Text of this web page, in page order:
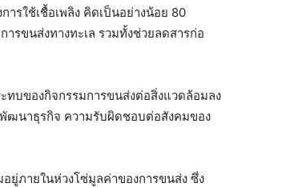
รใช้เชื้อเพลิง คิดเป็นอย่างน้อย 80
รขนส่งทางทะเล รวมทั้งช่วยลดสารก่อ
บของกิจกรรมการขนส่งต่อสิ่งแวดล้อมลง
พัฒนาธุรกิจ ความรับผิดชอบต่อสังคมของ
ยู่ภายในห่วงโซ่มูลค่าของการขนส่ง ซึ่ง